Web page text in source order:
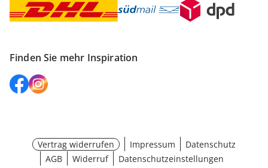
Finden Sie mehr Inspiration
Vertrag widerrufen Impressum
Datenschutz
AGB
Widerruf Datenschutzeinstellungen